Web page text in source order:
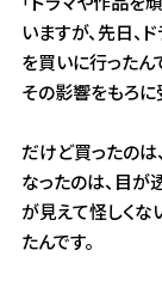
いますが、先日、
を買いに行ったん
その影響をもろに
だけど買ったのは
なったのは、目が
が見えて怪しくな
たんです。